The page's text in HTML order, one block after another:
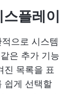
플레이
으로 시스템
은 추가 기능
진 목록을 표
쉽게 선택할